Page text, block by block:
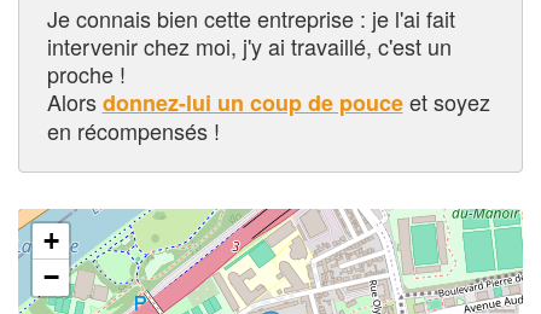
Je connais bien cette entreprise : je l'ai fait
intervenir chez moi, j'y ai travaillé, c'est un
proche !
Alorsdonnez-lui un coup de pouceet soyez
en récompensés !
+
−
✕